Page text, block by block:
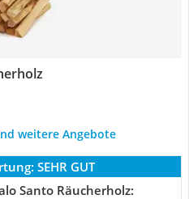
weitere Angebote
SEHR GUT
Santo Räucherholz: